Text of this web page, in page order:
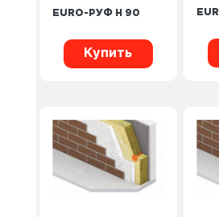
EURO-РУФ Н 90
Купить